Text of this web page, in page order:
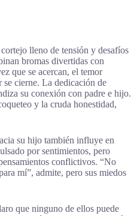
lleno de tensión y desafíos
bromas divertidas con
que se acercan, el temor
se cierne. La dedicación de
su conexión con padre e hijo.
y la cruda honestidad,
su hijo también influye en
por sentimientos, pero
conflictivos. “No
mí”, admite, pero sus miedos
que ninguno de ellos puede